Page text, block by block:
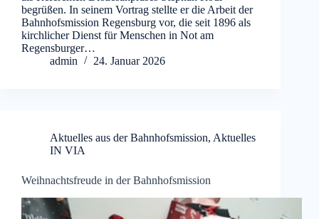
begrüßen. In seinem Vortrag stellte er die Arbeit der
Bahnhofsmission Regensburg vor, die seit 1896 als
kirchlicher Dienst für Menschen in Not am
Regensburger…
admin
24. Januar 2026
Aktuelles aus der Bahnhofsmission, Aktuelles
IN VIA
Weihnachtsfreude in der Bahnhofsmission